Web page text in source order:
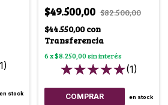
en stock
$49.500,00 $82.500,00
$44.550,00con
Transferencia
6x$8.250,00sin interés
(1)
COMPRAR en stock